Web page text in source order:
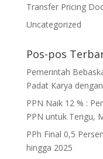
Transfer Pricing
Uncategorized
Pos-pos
Pemerintah
Padat Karya
PPN Naik 12 % :
PPN untuk Terigu,
PPh Final 0,5
hingga 2025